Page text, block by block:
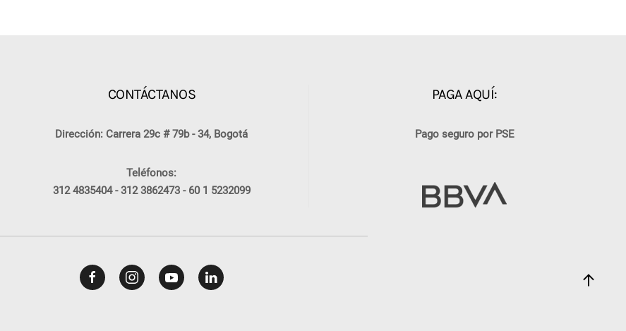
CONTÁCTANOS
Dirección: Carrera 29c # 79b - 34, Bogotá
Teléfonos:
312 4835404 -312 3862473 - 60 1 5232099
PAGA AQUÍ:
Pago seguro por PSE